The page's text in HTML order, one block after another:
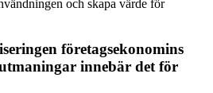
och skapa värde för
företagsekonomins
innebär det för